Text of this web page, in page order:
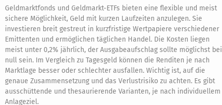
Geldmarktfonds und Geldmarkt-ETFs bieten eine flexible und meist
sichere Möglichkeit, Geld mit kurzen Laufzeiten anzulegen. Sie
investieren breit gestreut in kurzfristige Wertpapiere verschiedener
Emittenten und ermöglichen täglichen Handel. Die Kosten liegen
meist unter 0,2% jährlich, der Ausgabeaufschlag sollte möglichst bei
null sein. Im Vergleich zu Tagesgeld können die Renditen je nach
Marktlage besser oder schlechter ausfallen. Wichtig ist, auf die
genaue Zusammensetzung und das Verlustrisiko zu achten. Es gibt
ausschüttende und thesaurierende Varianten, je nach individuellem
Anlageziel.